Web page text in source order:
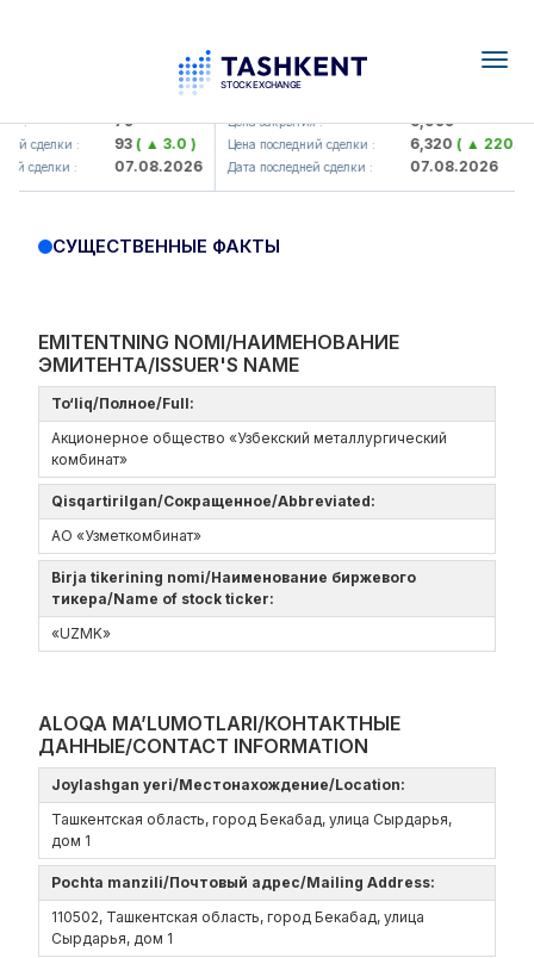
: 79
сделки : 93( ▲ 3.0 )
сделки : 07.08.2026
UZMK (<O'zmetkombinat> AJ)
Цена закрытия : 6,099
Цена последний сделки : 6,320( ▲ 220.04
Дата последней сделки : 07.08.2026
СУЩЕСТВЕННЫЕ ФАКТЫ
EMITENTNING NOMI/НАИМЕНОВАНИЕ
ЭМИТЕНТА/ISSUER'S NAME
To‘liq/Полное/Full:
Акционерное общество «Узбекский металлургический
комбинат»
Qisqartirilgan/Сокращенное/Abbreviated:
АО «Узметкомбинат»
Birja tikerining nomi/Наименование биржевого
тикера/Name of stock ticker:
«UZMK»
ALOQA MA’LUMOTLARI/КОНТАКТНЫЕ
ДАННЫЕ/CONTACT INFORMATION
Joylashgan yeri/Местонахождение/Location:
Ташкентская область, город Бекабад, улица Сырдарья,
дом 1
Pochta manzili/Почтовый адрес/Mailing Address:
110502, Ташкентская область, город Бекабад, улица
Сырдарья, дом 1